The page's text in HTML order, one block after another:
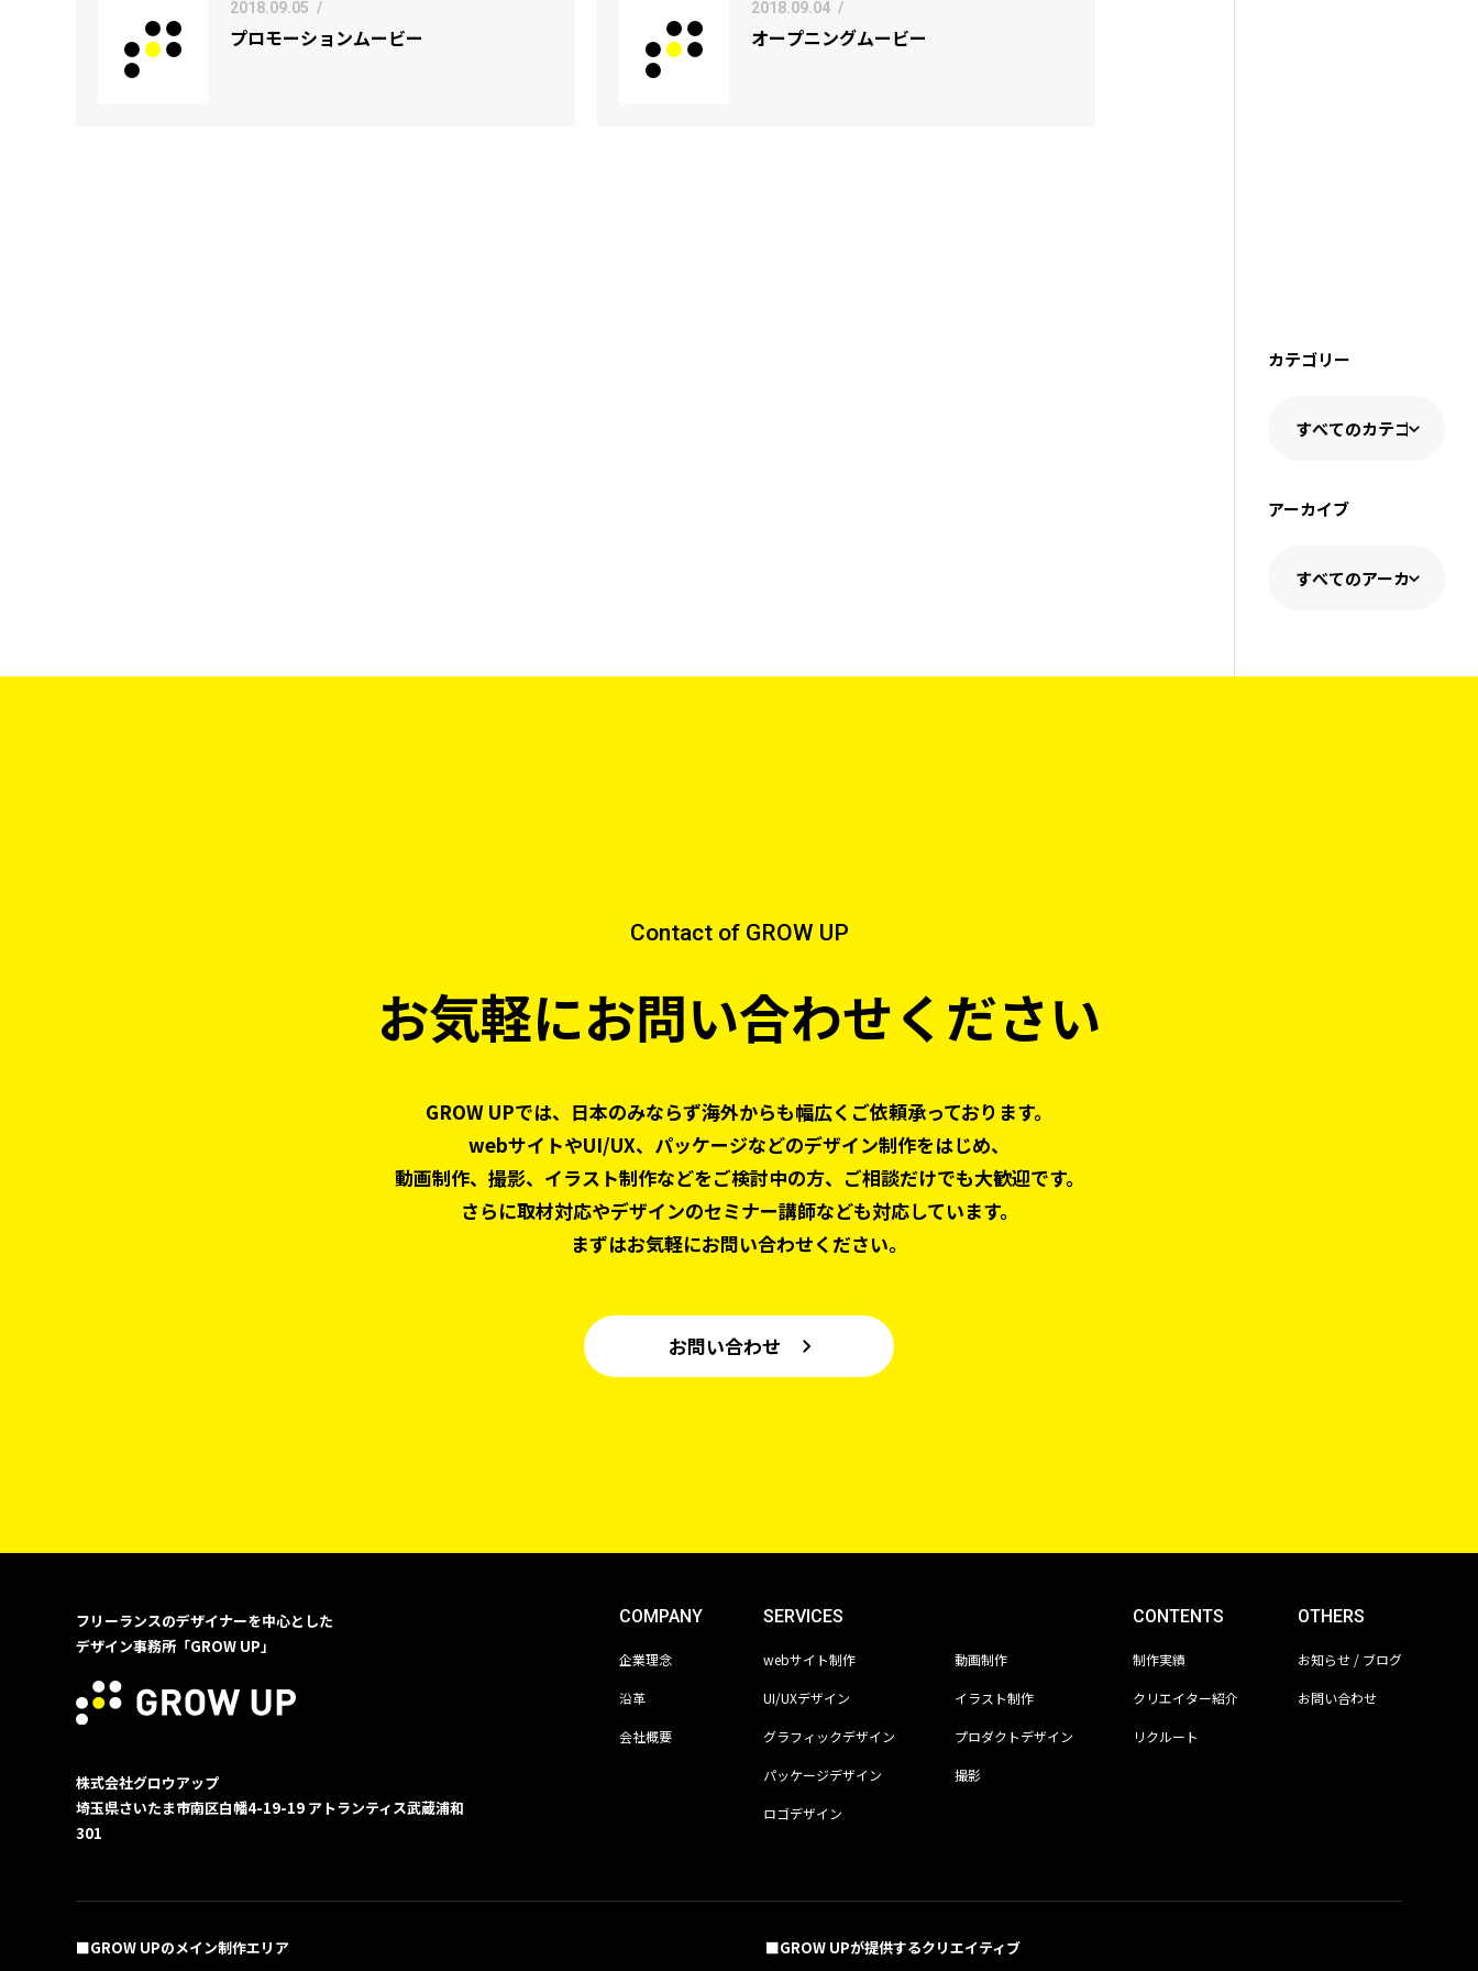
2018.09.05 /
プロモーションムービー
2018.09.04 /
オープニングムービー
カテゴリー
アーカイブ
お気軽にお問い合わせください
Contact of GROW UP
GROW UPでは、日本のみならず海外からも幅広くご依頼承っております。
webサイトやUI/UX、パッケージなどのデザイン制作をはじめ、
動画制作、撮影、 イラスト制作などをご検討中の方、 ご相談だけでも大歓迎です。
さらに取材対応やデザインのセミナー講師なども対応しています。
まずはお気軽にお問い合わせください。
お問い合わせ
フリーランスのデザイナーを中心とした
デザイン事務所「GROW UP」
株式会社グロウアップ
埼玉県さいたま市南区白幡4-19-19 アトランティス武蔵浦和
301
COMPANY
企業理念
沿革
会社概要
SERVICES
webサイト制作
UI/UXデザイン
グラフィックデザイン
パッケージデザイン
ロゴデザイン
動画制作
イラスト制作
プロダクトデザイン
撮影
CONTENTS
制作実績
クリエイター紹介
リクルート
OTHERS
お知らせ / ブログ
お問い合わせ
■GROW UPのメイン制作エリア ■GROW UPが提供するクリエイティブ